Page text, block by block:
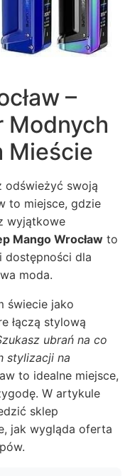
–
Modnych
Mieście
odświeżyć swoją
to miejsce, gdzie
wyjątkowe
Mango Wrocław to
dostępności dla
moda.
świecie jako
łączą stylową
ubrań na co
stylizacji na
to idealne miejsce,
W artykule
sklep
jak wygląda oferta